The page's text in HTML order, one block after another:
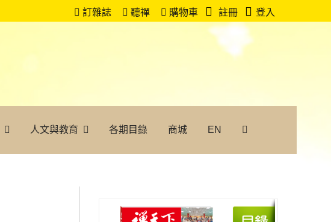
訂雜誌 聽禪 購物車 註冊 登入
人文與教育 各期目錄 商城 EN